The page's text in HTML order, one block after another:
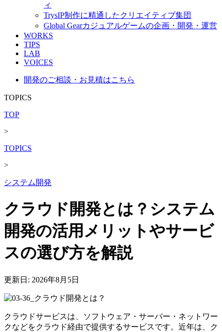
ィ
TrysIP制作に精通したクリエイティブ集団
Global Gearカジュアルゲームの企画・開発・運営
WORKS
TIPS
LAB
VOICES
開発のご相談・お見積はこちら
TOPICS
TOP
>
TOPICS
>
システム開発
クラウド開発とは？システム
開発の活用メリットやサービ
スの選び方を解説
更新日: 2026年8月5日
クラウドサービスは、ソフトウェア・サーバー・ネットワー
クなどをクラウド経由で提供するサービスです。近年は、ク